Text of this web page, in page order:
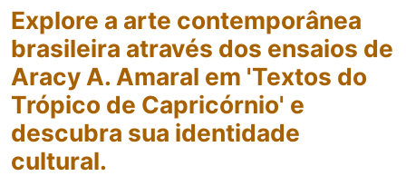
Explore a arte contemporânea
brasileira através dos ensaios de
Aracy A. Amaral em 'Textos do
Trópico de Capricórnio' e
descubra sua identidade
cultural.